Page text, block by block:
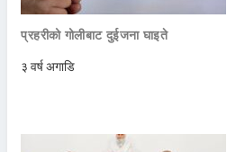
प्रहरीको गोलीबाट दुईजना घाइते
३ वर्ष अगाडि